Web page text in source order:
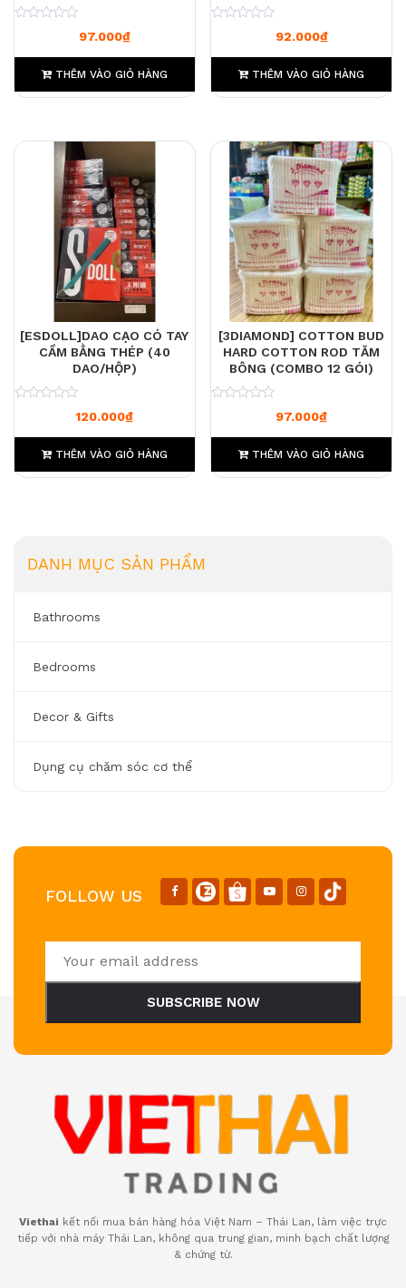
DANH MỤC SẢN PHẨM
Bathrooms
Bedrooms
Decor & Gifts
Dụng cụ chăm sóc cơ thể
97.000₫
THÊM VÀO GIỎ HÀNG
92.000₫
THÊM VÀO GIỎ HÀNG
[ESDOLL]DAO CẠO CÓ TAY
CẦM BẰNG THÉP (40
DAO/HỘP)
120.000₫
THÊM VÀO GIỎ HÀNG
[3DIAMOND] COTTON BUD
HARD COTTON ROD TĂM
BÔNG (COMBO 12 GÓI)
97.000₫
THÊM VÀO GIỎ HÀNG
FOLLOW US
SUBSCRIBE NOW
Viethai kết nối mua bán hàng hóa Việt Nam – Thái Lan, làm việc trực
tiếp với nhà máy Thái Lan, không qua trung gian, minh bạch chất lượng
& chứng từ.